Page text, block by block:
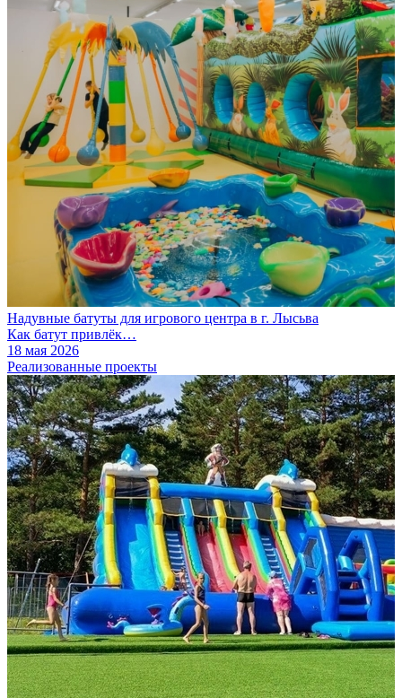
Надувные батуты для игрового центра в г. Лысьва
Как батут привлёк…
18 мая 2026
Реализованные проекты